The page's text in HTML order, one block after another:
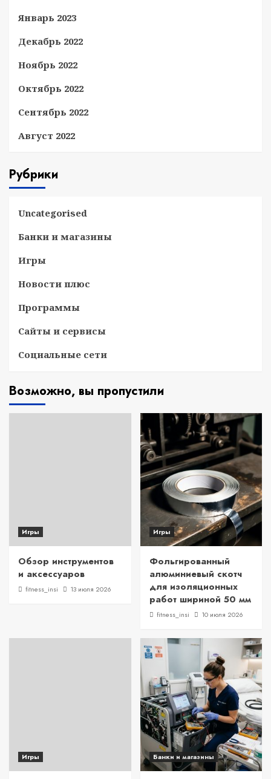
Январь 2023
Декабрь 2022
Ноябрь 2022
Октябрь 2022
Сентябрь 2022
Август 2022
Рубрики
Uncategorised
Банки и магазины
Игры
Новости плюс
Программы
Сайты и сервисы
Социальные сети
Возможно, вы пропустили
Игры
Обзор инструментов
и аксессуаров
fitness_insi 13 июля 2026
Игры
Фольгированный
алюминиевый скотч
для изоляционных
работ шириной 50 мм
fitness_insi 10 июля 2026
Игры Банки и магазины